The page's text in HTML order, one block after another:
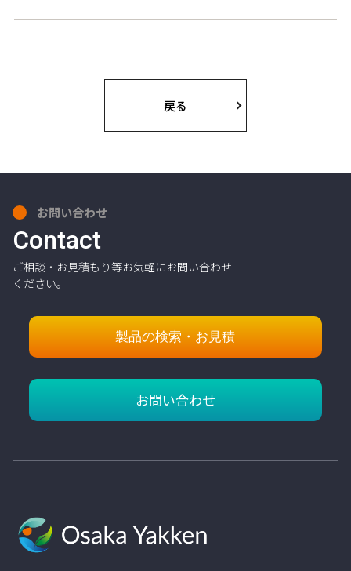
戻る
お問い合わせ
Contact
ご相談・お見積もり等お気軽にお問い合わせ
ください。
製品の検索・お見積
お問い合わせ